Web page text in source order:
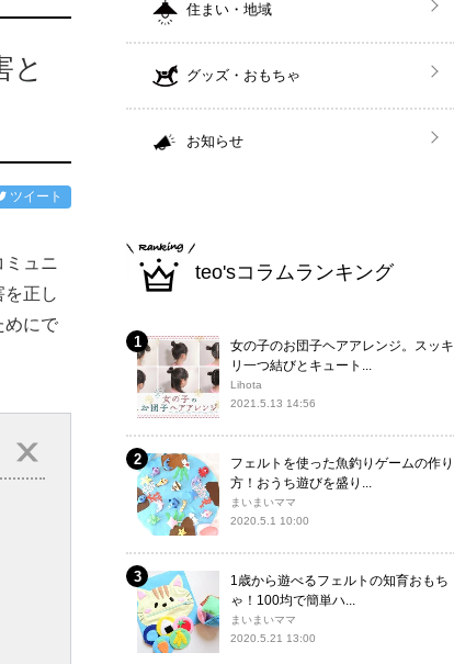
と
ツイート
ュニ
正し
めにで
住まい・地域
グッズ・おもちゃ
お知らせ
teo'sコラムランキング
女の子のお団子ヘアアレンジ。スッキ
リ一つ結びとキュート...
Lihota
2021.5.13 14:56
フェルトを使った魚釣りゲームの作り
方！おうち遊びを盛り...
まいまいママ
2020.5.1 10:00
1歳から遊べるフェルトの知育おもち
ゃ！100均で簡単ハ...
まいまいママ
2020.5.21 13:00